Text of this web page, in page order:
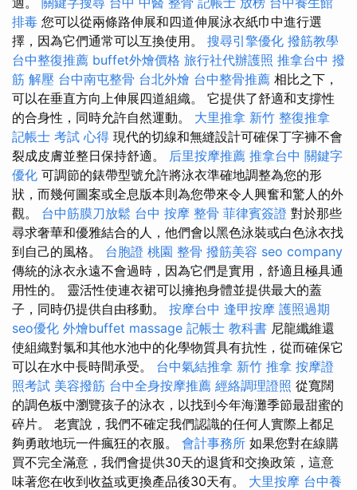
排毒 您可以從兩條路伸展和四道伸展泳衣紙巾中進行選
擇，因為它們通常可以互換使用。 搜尋引擎優化 撥筋教學
台中整復推薦 buffet外燴價格 旅行社代辦護照 推拿台中 撥
筋 解壓 台中南屯整骨 台北外燴 台中整骨推薦 相比之下，
可以在垂直方向上伸展四道組織。 它提供了舒適和支撐性
的合身性，同時允許自然運動。 大里推拿 新竹 整復推拿
記帳士 考試 心得 現代的切線和無縫設計可確保丁字褲不會
裂成皮膚並整日保持舒適。 后里按摩推薦 推拿台中 關鍵字
優化 可調節的錶帶型號允許將泳衣準確地調整為您的形
狀，而幾何圖案或全息版本則為您帶來令人興奮和驚人的外
觀。 台中筋膜刀放鬆 台中 按摩 整骨 菲律賓簽證 對於那些
尋求奢華和優雅結合的人，他們會以黑色泳裝或白色泳衣找
到自己的風格。 台胞證 桃園 整骨 撥筋美容 seo company
傳統的泳衣永遠不會過時，因為它們是實用，舒適且極具通
用性的。 靈活性使連衣裙可以擁抱身體並提供最大的蓋
子，同時仍提供自由移動。 按摩台中 逢甲按摩 護照過期
seo優化 外燴buffet massage 記帳士 教科書 尼龍纖維還
使組織對氯和其他水池中的化學物質具有抗性，從而確保它
可以在水中長時間承受。 台中氣結推拿 新竹 推拿 按摩證
照考試 美容撥筋 台中全身按摩推薦 經絡調理證照 從寬闊
的調色板中瀏覽孩子的泳衣，以找到今年海灘季節最甜蜜的
碎片。 老實說，我們不確定我們認識的任何人實際上都足
夠勇敢地玩一件瘋狂的衣服。 會計事務所 如果您對在線購
買不完全滿意，我們會提供30天的退貨和交換政策，這意
味著您在收到收益或更換產品後30天有。 大里按摩 台中養